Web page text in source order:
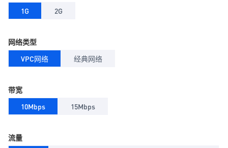
1G
2G
网络类型
VPC网络
经典网络
带宽
10Mbps
15Mbps
流量